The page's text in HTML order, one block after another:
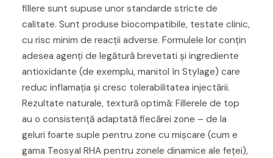
fillere sunt supuse unor standarde stricte de
calitate. Sunt produse biocompatibile, testate clinic,
cu risc minim de reacții adverse. Formulele lor conțin
adesea agenți de legătură brevetati și ingrediente
antioxidante (de exemplu, manitol în Stylage) care
reduc inflamația și cresc tolerabilitatea injectării.
Rezultate naturale, textură optimă: Fillerele de top
au o consistență adaptată fiecărei zone – de la
geluri foarte suple pentru zone cu mișcare (cum e
gama Teosyal RHA pentru zonele dinamice ale feței),